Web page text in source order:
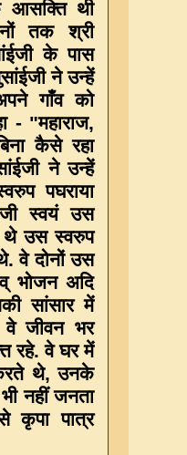
आसक्ति थी
तक श्री
के पास
ने उन्हें
गाँव को
- "महाराज,
कैसे रहा
ने उन्हें
पघराया
स्वयं उस
थे उस स्वरुप
वे दोनों उस
भोजन अदि
सांसार में
जीवन भर
रहे. वे घर में
थे, उनके
नहीं जनता
कृपा पात्र